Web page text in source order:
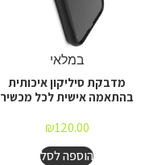
במלאי
מדבקת סיליקון איכותית
בהתאמה אישית לכל מכשיר
₪120.00
הוספה לסל